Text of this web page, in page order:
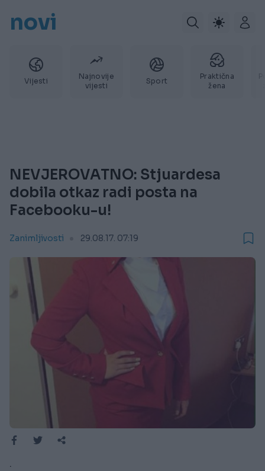
novi
Vijesti
Najnovije
vijesti
Sport
Praktična
žena
NEVJEROVATNO: Stjuardesa
dobila otkaz radi posta na
Facebooku-u!
Zanimljivosti 29.08.17. 07:19
.